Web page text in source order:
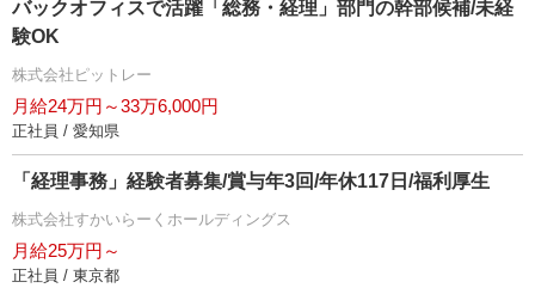
バックオフィスで活躍「総務・経理」部門の幹部候補/未経
験OK
株式会社ピットレー
月給24万円～33万6,000円
正社員 / 愛知県
「経理事務」経験者募集/賞与年3回/年休117日/福利厚生
株式会社すかいらーくホールディングス
月給25万円～
正社員 / 東京都